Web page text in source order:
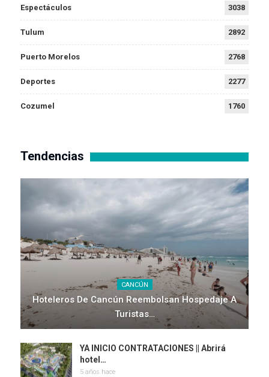
Espectáculos 3038
Tulum 2892
Puerto Morelos 2768
Deportes 2277
Cozumel 1760
Tendencias
CANCÚN
Hoteleros De Cancún Reembolsan Hospedaje A
Turistas…
YA INICIO CONTRATACIONES || Abrirá
hotel…
5 años hace